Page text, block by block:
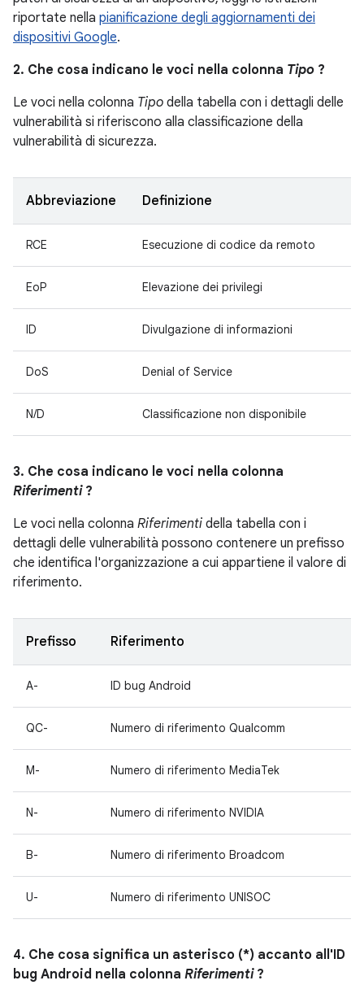
riportate nella pianificazione degli aggiornamenti dei
dispositivi Google.
2. Che cosa indicano le voci nella colonna Tipo ?
Le voci nella colonna Tipo della tabella con i dettagli delle
vulnerabilità si riferiscono alla classificazione della
vulnerabilità di sicurezza.
Abbreviazione Definizione
RCE Esecuzione di codice da remoto
EoP Elevazione dei privilegi
ID Divulgazione di informazioni
DoS Denial of Service
N/D Classificazione non disponibile
3. Che cosa indicano le voci nella colonna
Riferimenti?
Le voci nella colonna Riferimenti della tabella con i
dettagli delle vulnerabilità possono contenere un prefisso
che identifica l'organizzazione a cui appartiene il valore di
riferimento.
Prefisso Riferimento
A- ID bug Android
QC- Numero di riferimento Qualcomm
M- Numero di riferimento MediaTek
N- Numero di riferimento NVIDIA
B- Numero di riferimento Broadcom
U- Numero di riferimento UNISOC
4. Che cosa significa un asterisco (*) accanto all'ID
bug Android nella colonna Riferimenti?